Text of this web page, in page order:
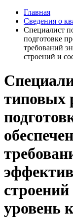
Главная
Сведения о
Специалист
подготовке
требований
строений и
типовых
уровень